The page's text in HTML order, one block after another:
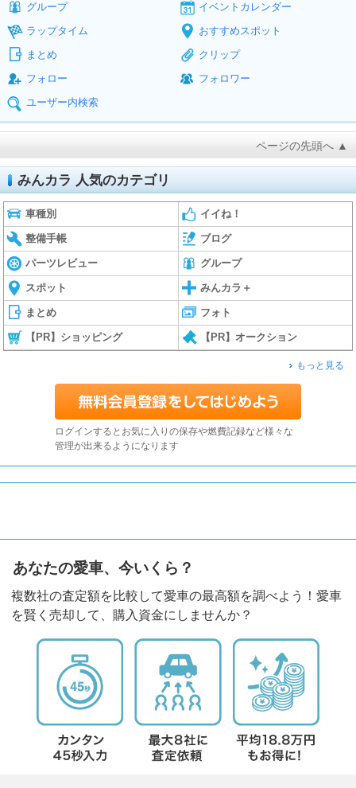
グループ
イベントカレンダー
ラップタイム
おすすめスポット
まとめ
クリップ
フォロー
フォロワー
ユーザー内検索
ページの先頭へ ▲
みんカラ 人気のカテゴリ
車種別 イイね！
整備手帳 ブログ
パーツレビュー グループ
スポット みんカラ＋
まとめ フォト
【PR】ショッピング 【PR】オークション
もっと見る
ログインするとお気に入りの保存や燃費記録など様々な
管理が出来るようになります
あなたの愛車、今いくら？
複数社の査定額を比較して愛車の最高額を調べよう！愛車
を賢く売却して、購入資金にしませんか？